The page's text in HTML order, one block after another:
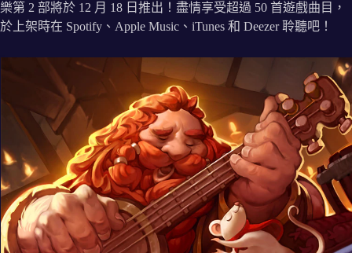
樂第 2 部將於 12 月 18 日推出！盡情享受超過 50 首遊戲曲目，
於上架時在 Spotify、Apple Music、iTunes 和 Deezer 聆聽吧！